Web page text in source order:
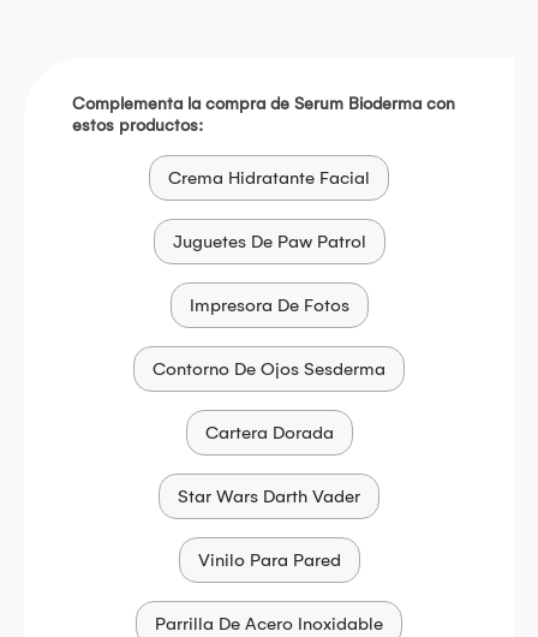
Complementa la compra de Serum Bioderma con
estos productos:
Crema Hidratante Facial
Juguetes De Paw Patrol
Impresora De Fotos
Contorno De Ojos Sesderma
Cartera Dorada
Star Wars Darth Vader
Vinilo Para Pared
Parrilla De Acero Inoxidable